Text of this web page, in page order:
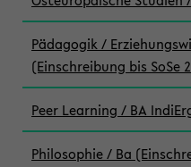
Pädagogik /
(Einschreibung bis SoSe
Peer Learning / BA
Philosophie / Ba